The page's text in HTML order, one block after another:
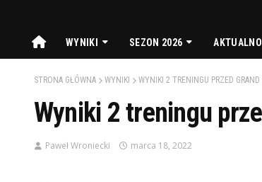
WYNIKI SEZON 2026
STRONA GŁÓWNA WYNIKI WYNIKI 2 TRENINGU PRZED
Wyniki 2 treningu
Paweł Wroniecki marca 18, 2022